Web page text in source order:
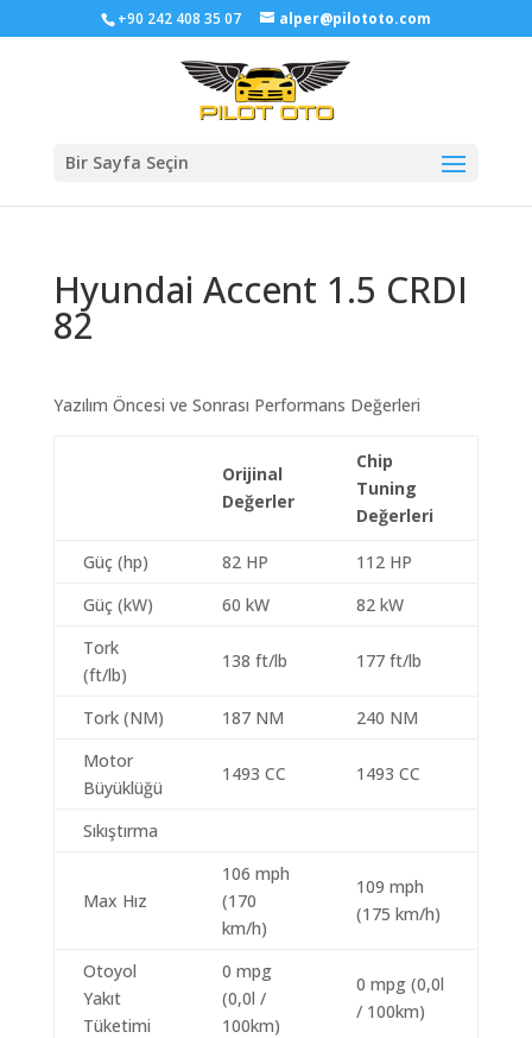
+90 242 408 35 07 alper@pilototo.com
Bir Sayfa Seçin
Hyundai Accent 1.5 CRDI
82
Yazılım Öncesi ve Sonrası Performans Değerleri
Orijinal
Değerler
Chip
Tuning
Değerleri
Güç (hp) 82 HP
112 HP
Güç (kW)
60 kW
82 kW
Tork
(ft/lb)
138 ft/lb 177 ft/lb
Tork (NM) 187 NM
240 NM
Motor
Büyüklüğü
1493 CC 1493 CC
Sıkıştırma
Max Hız
106 mph
(170
km/h)
109 mph
(175 km/h)
Otoyol
Yakıt
Tüketimi
0 mpg
(0,0l /
100km)
0 mpg (0,0l
/ 100km)